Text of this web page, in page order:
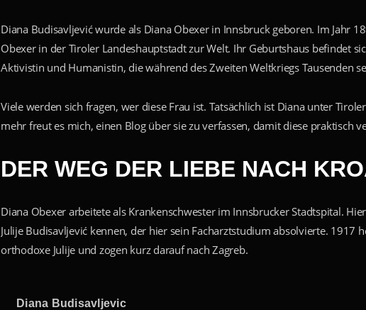
Diana Budisavljević wurde als Diana Obexer in Innsbruck geboren. Im Jahr
Obexer in der Tiroler Landeshauptstadt zur Welt. Ihr Geburtshaus befindet
Aktivistin und Humanistin, die während des Zweiten Weltkriegs Tausenden
Viele werden sich fragen, wer diese Frau ist. Tatsächlich ist Diana unter
mehr freut es mich, einen Blog über sie zu verfassen, damit diese praktisch
DER WEG DER LIEBE NACH
Diana Obexer arbeitete als Krankenschwester im Innsbrucker Stadtspital.
Julije Budisavljević kennen, der hier sein Facharztstudium absolvierte. 1917
orthodoxe Julije und zogen kurz darauf nach Zagreb.
Diana Budisavljevic